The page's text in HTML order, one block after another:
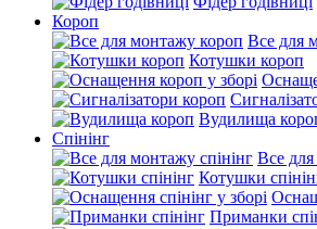
Короп
Все для
Котушки короп
Вудилища
Спінінг
Все для
Котушки
Приманки